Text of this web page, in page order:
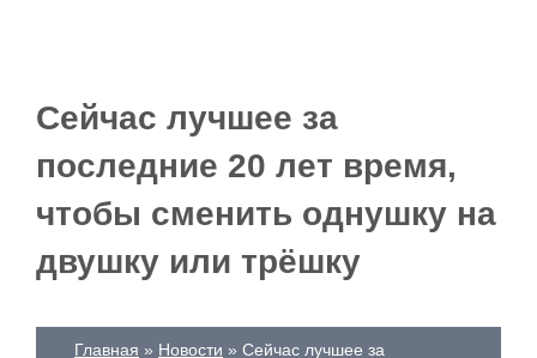
Сейчас лучшее за
последние 20 лет время,
чтобы сменить однушку на
двушку или трёшку
Главная Новости
Сейчас лучшее за